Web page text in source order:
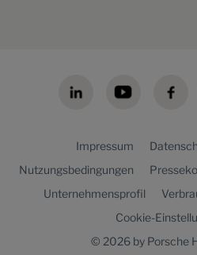
Impressum
Nutzungsbedingungen
Unternehmensprofil
Cookie-
© 2026 by Porsche